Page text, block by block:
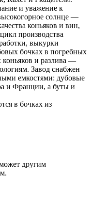
и уважение к
солнце —
коньяков и вин,
производства
выкурки
бочках в погребных
и разлива —
Завод снабжен
емкостями: дубовые
и Франции, а буты и
в бочках из
другим